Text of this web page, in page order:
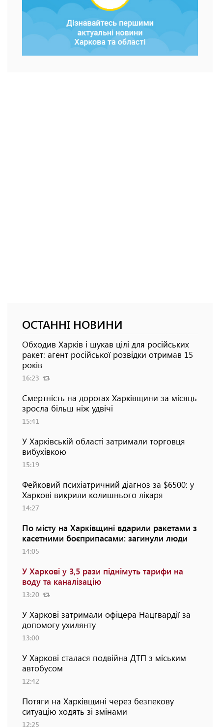
ОСТАННІ НОВИНИ
Обходив Харків і шукав цілі для російських
ракет: агент російської розвідки отримав 15
років
16:23
Смертність на дорогах Харківщини за місяць
зросла більш ніж удвічі
15:41
У Харківській області затримали торговця
вибухівкою
15:19
Фейковий психіатричний діагноз за $6500: у
Харкові викрили колишнього лікаря
14:27
По місту на Харківщині вдарили ракетами з
касетними боєприпасами: загинули люди
14:05
У Харкові у 3,5 рази піднімуть тарифи на
воду та каналізацію
13:20
У Харкові затримали офіцера Нацгвардії за
допомогу ухилянту
13:00
У Харкові сталася подвійна ДТП з міським
автобусом
12:42
Потяги на Харківщині через безпекову
ситуацію ходять зі змінами
12:25